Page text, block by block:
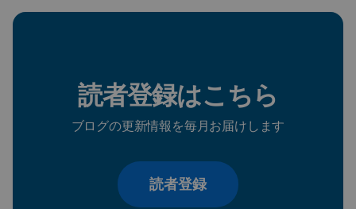
読者登録はこちら
ブログの更新情報を毎月お届けします
読者登録